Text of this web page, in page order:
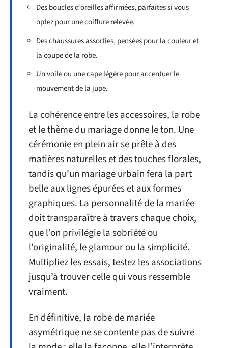
Des boucles d’oreilles affirmées, parfaites si vous
optez pour une coiffure relevée.
Des chaussures assorties, pensées pour la couleur et
la coupe de la robe.
Un voile ou une cape légère pour accentuer le
mouvement de la jupe.
La cohérence entre les accessoires, la robe
et le thème du mariage donne le ton. Une
cérémonie en plein air se prête à des
matières naturelles et des touches florales,
tandis qu’un mariage urbain fera la part
belle aux lignes épurées et aux formes
graphiques. La personnalité de la mariée
doit transparaître à travers chaque choix,
que l’on privilégie la sobriété ou
l’originalité, le glamour ou la simplicité.
Multipliez les essais, testez les associations
jusqu’à trouver celle qui vous ressemble
vraiment.
En définitive, la robe de mariée
asymétrique ne se contente pas de suivre